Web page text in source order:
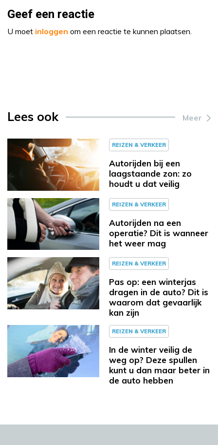
Geef een reactie
U moet inloggen om een reactie te kunnen plaatsen.
Lees ook Meer
REIZEN & VERKEER
Autorijden bij een
laagstaande zon: zo
houdt u dat veilig
REIZEN & VERKEER
Autorijden na een
operatie? Dit is wanneer
het weer mag
REIZEN & VERKEER
Pas op: een winterjas
dragen in de auto? Dit is
waarom dat gevaarlijk
kan zijn
REIZEN & VERKEER
In de winter veilig de
weg op? Deze spullen
kunt u dan maar beter in
de auto hebben